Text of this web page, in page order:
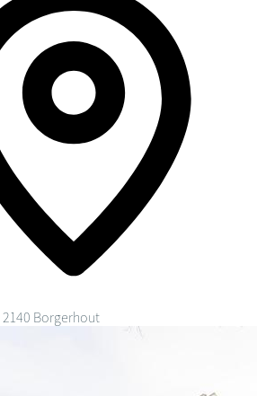
2140 Borgerhout